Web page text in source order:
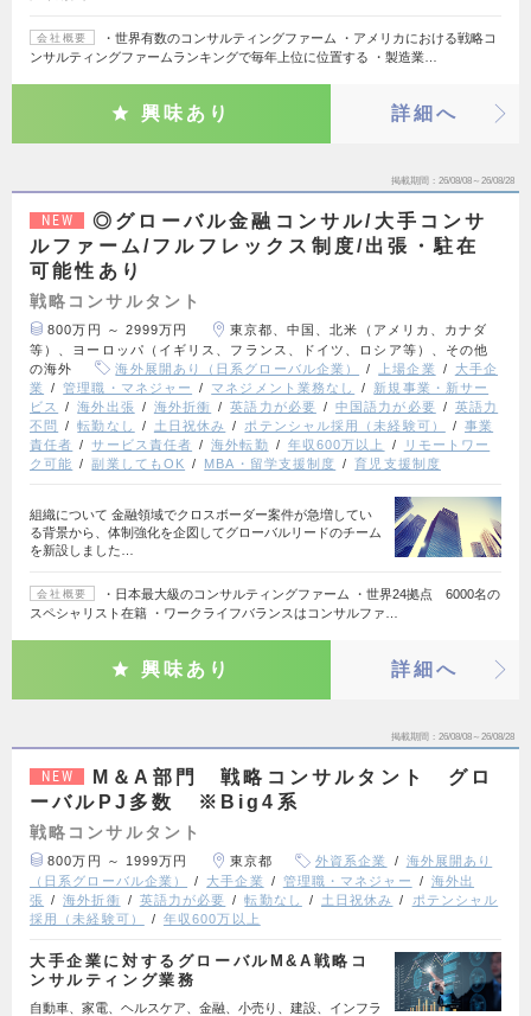
会社概要
・世界有数のコンサルティングファーム ・アメリカにおける戦略コ
ンサルティングファームランキングで毎年上位に位置する ・製造業…
興味あり 詳細へ
掲載期間 26/08/08～26/08/28
NEW
◎グローバル金融コンサル/大手コンサ
ルファーム/フルフレックス制度/出張・駐在
可能性あり
戦略コンサルタント
800万円 ～ 2999万円
東京都、中国、北米（アメリカ、カナダ
等）、ヨーロッパ（イギリス、フランス、ドイツ、ロシア等）、その他
の海外
海外展開あり（日系グローバル企業） 上場企業
大手企
業
管理職・マネジャー マネジメント業務なし
新規事業・新サー
ビス
海外出張 海外折衝 英語力が必要 中国語力が必要
英語力
不問
転勤なし 土日祝休み ポテンシャル採用（未経験可）
事業
責任者
サービス責任者 海外転勤 年収600万以上
リモートワー
ク可能
副業してもOK MBA・留学支援制度 育児支援制度
組織について 金融領域でクロスボーダー案件が急増してい
る背景から、体制強化を企図してグローバルリードのチーム
を新設しました…
会社概要
・日本最大級のコンサルティングファーム ・世界24拠点 6000名の
スペシャリスト在籍 ・ワークライフバランスはコンサルファ…
興味あり 詳細へ
掲載期間 26/08/08～26/08/28
NEW
M＆A部門 戦略コンサルタント グロ
ーバルPJ多数 ※Big4系
戦略コンサルタント
800万円 ～ 1999万円 東京都 外資系企業
海外展開あり
（日系グローバル企業）
大手企業 管理職・マネジャー
海外出
張
海外折衝 英語力が必要 転勤なし 土日祝休み
ポテンシャル
採用（未経験可）
年収600万以上
大手企業に対するグローバルM&A戦略コ
ンサルティング業務
自動車、家電、ヘルスケア、金融、小売り、建設、インフラ